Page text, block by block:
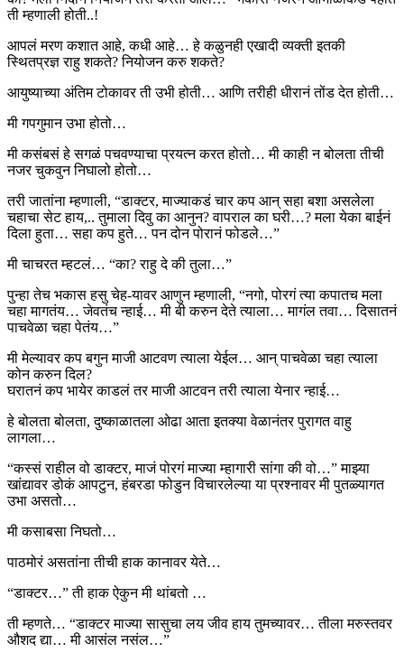
ती म्हणाली होती..!
आपलं मरण कशात आहे, कधी आहे… हे कळुनही एखादी व्यक्ती इतकी
स्थितप्रज्ञ राहु शकते? नियोजन करु शकते?
आयुष्याच्या अंतिम टोकावर ती उभी होती… आणि तरीही धीरानं तोंड देत होती…
मी गपगुमान उभा होतो…
मी कसंबसं हे सगळं पचवण्याचा प्रयत्न करत होतो… मी काही न बोलता तीची
नजर चुकवुन निघालो होतो…
तरी जातांना म्हणाली, “डाक्टर, माज्याकडं चार कप आन् सहा बशा असलेला
चहाचा सेट हाय,.. तुमाला दिवु का आनुन? वापराल का घरी…? मला येका बाईनं
दिला हुता… सहा कप हुते… पन दोन पोरानं फोडले…”
मी चाचरत म्हटलं… “का? राहु दे की तुला…”
पुन्हा तेच भकास हसु चेह-यावर आणुन म्हणाली, “नगो, पोरगं त्या कपातच मला
चहा मागतंय… जेवतंच न्हाई… मी बी करुन देते त्याला… मागंल तवा… दिसातनं
पाचवेळा चहा पेतंय…”
मी मेल्यावर कप बगुन माजी आटवण त्याला येईल… आन् पाचवेळा चहा त्याला
कोन करुन दिल?
घरातनं कप भायेर काडलं तर माजी आटवन तरी त्याला येनार न्हाई…
हे बोलता बोलता, दुष्काळातला ओढा आता इतक्या वेळानंतर पुरागत वाहु
लागला…
“कस्सं राहील वो डाक्टर, माजं पोरगं माज्या म्हागारी सांगा की वो…” माझ्या
खांद्यावर डोकं आपटुन, हंबरडा फोडुन विचारलेल्या या प्रश्नावर मी पुतळ्यागत
उभा असतो…
मी कसाबसा निघतो…
पाठमोरं असतांना तीची हाक कानावर येते…
“डाक्टर…” ती हाक ऐकुन मी थांबतो …
ती म्हणते… “डाक्टर माज्या सासुचा लय जीव हाय तुमच्यावर… तीला मरुस्तवर
औशद द्या… मी आसंल नसंल…”